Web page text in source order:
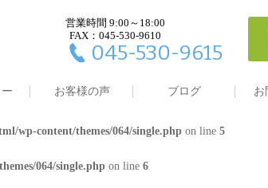
営業時間 9:00～18:00
FAX：045-530-9610
045-530-9615
お客様の声 ブログ お
064/single.phpon line4
wp-content/themes/064/single.phpon line 4
064/single.phpon line
wp-content/themes/064/single.php on line 5
064/single.php on line 6